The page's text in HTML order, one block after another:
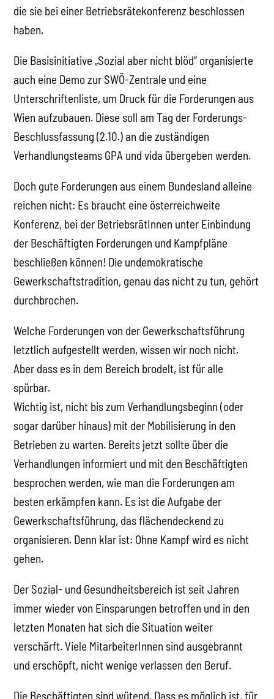
die sie bei einer Betriebsrätekonferenz beschlossen
haben.
Die Basisinitiative „Sozial aber nicht blöd“ organisierte
auch eine Demo zur SWÖ-Zentrale und eine
Unterschriftenliste, um Druck für die Forderungen aus
Wien aufzubauen. Diese soll am Tag der Forderungs-
Beschlussfassung (2.10.) an die zuständigen
Verhandlungsteams GPA und vida übergeben werden.
Doch gute Forderungen aus einem Bundesland alleine
reichen nicht: Es braucht eine österreichweite
Konferenz, bei der BetriebsrätInnen unter Einbindung
der Beschäftigten Forderungen und Kampfpläne
beschließen können! Die undemokratische
Gewerkschaftstradition, genau das nicht zu tun, gehört
durchbrochen.
Welche Forderungen von der Gewerkschaftsführung
letztlich aufgestellt werden, wissen wir noch nicht.
Aber dass es in dem Bereich brodelt, ist für alle
spürbar.
Wichtig ist, nicht bis zum Verhandlungsbeginn (oder
sogar darüber hinaus) mit der Mobilisierung in den
Betrieben zu warten. Bereits jetzt sollte über die
Verhandlungen informiert und mit den Beschäftigten
besprochen werden, wie man die Forderungen am
besten erkämpfen kann. Es ist die Aufgabe der
Gewerkschaftsführung, das flächendeckend zu
organisieren. Denn klar ist: Ohne Kampf wird es nicht
gehen.
Der Sozial- und Gesundheitsbereich ist seit Jahren
immer wieder von Einsparungen betroffen und in den
letzten Monaten hat sich die Situation weiter
verschärft. Viele MitarbeiterInnen sind ausgebrannt
und erschöpft, nicht wenige verlassen den Beruf.
Die Beschäftigten sind wütend. Dass es möglich ist, für